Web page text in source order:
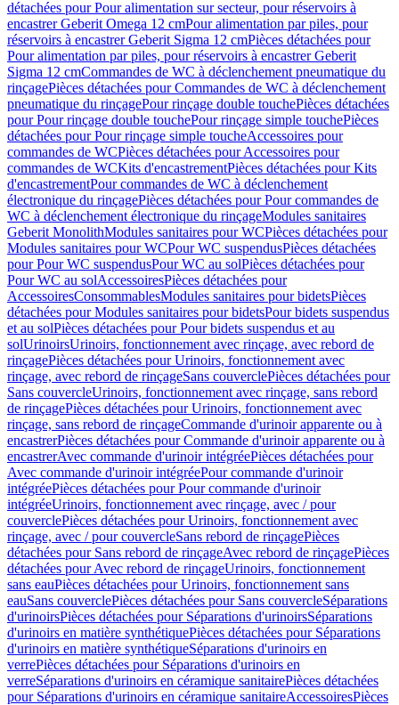
détachées pour Pour alimentation sur secteur, pour réservoirs à
encastrer Geberit Omega 12 cmPour alimentation par piles, pour
réservoirs à encastrer Geberit Sigma 12 cmPièces détachées pour
Pour alimentation par piles, pour réservoirs à encastrer Geberit
Sigma 12 cmCommandes de WC à déclenchement pneumatique du
rinçagePièces détachées pour Commandes de WC à déclenchement
pneumatique du rinçagePour rinçage double touchePièces détachées
pour Pour rinçage double touchePour rinçage simple touchePièces
détachées pour Pour rinçage simple toucheAccessoires pour
commandes de WCPièces détachées pour Accessoires pour
commandes de WCKits d'encastrementPièces détachées pour Kits
d'encastrementPour commandes de WC à déclenchement
électronique du rinçagePièces détachées pour Pour commandes de
WC à déclenchement électronique du rinçageModules sanitaires
Geberit MonolithModules sanitaires pour WCPièces détachées pour
Modules sanitaires pour WCPour WC suspendusPièces détachées
pour Pour WC suspendusPour WC au solPièces détachées pour
Pour WC au solAccessoiresPièces détachées pour
AccessoiresConsommablesModules sanitaires pour bidetsPièces
détachées pour Modules sanitaires pour bidetsPour bidets suspendus
et au solPièces détachées pour Pour bidets suspendus et au
solUrinoirsUrinoirs, fonctionnement avec rinçage, avec rebord de
rinçagePièces détachées pour Urinoirs, fonctionnement avec
rinçage, avec rebord de rinçageSans couverclePièces détachées pour
Sans couvercleUrinoirs, fonctionnement avec rinçage, sans rebord
de rinçagePièces détachées pour Urinoirs, fonctionnement avec
rinçage, sans rebord de rinçageCommande d'urinoir apparente ou à
encastrerPièces détachées pour Commande d'urinoir apparente ou à
encastrerAvec commande d'urinoir intégréePièces détachées pour
Avec commande d'urinoir intégréePour commande d'urinoir
intégréePièces détachées pour Pour commande d'urinoir
intégréeUrinoirs, fonctionnement avec rinçage, avec / pour
couverclePièces détachées pour Urinoirs, fonctionnement avec
rinçage, avec / pour couvercleSans rebord de rinçagePièces
détachées pour Sans rebord de rinçageAvec rebord de rinçagePièces
détachées pour Avec rebord de rinçageUrinoirs, fonctionnement
sans eauPièces détachées pour Urinoirs, fonctionnement sans
eauSans couverclePièces détachées pour Sans couvercleSéparations
d'urinoirsPièces détachées pour Séparations d'urinoirsSéparations
d'urinoirs en matière synthétiquePièces détachées pour Séparations
d'urinoirs en matière synthétiqueSéparations d'urinoirs en
verrePièces détachées pour Séparations d'urinoirs en
verreSéparations d'urinoirs en céramique sanitairePièces détachées
pour Séparations d'urinoirs en céramique sanitaireAccessoiresPièces